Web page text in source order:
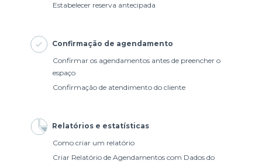
Estabelecer reserva antecipada
Confirmação de agendamento
Confirmar os agendamentos antes de preencher o
espaço
Confirmação de atendimento do cliente
Relatórios e estatísticas
Como criar um relatório
Criar Relatório de Agendamentos com Dados do